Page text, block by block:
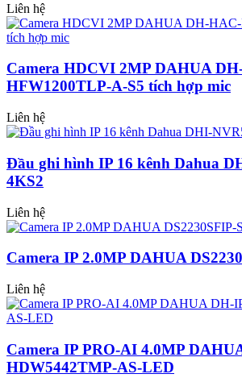
Liên hệ
Camera HDCVI 2MP DAHUA
HFW1200TLP-A-S5 tích hợp mic
Liên hệ
Đầu ghi hình IP 16 kênh Dahua
4KS2
Liên hệ
Camera IP 2.0MP DAHUA
Liên hệ
Camera IP PRO-AI 4.0MP
HDW5442TMP-AS-LED